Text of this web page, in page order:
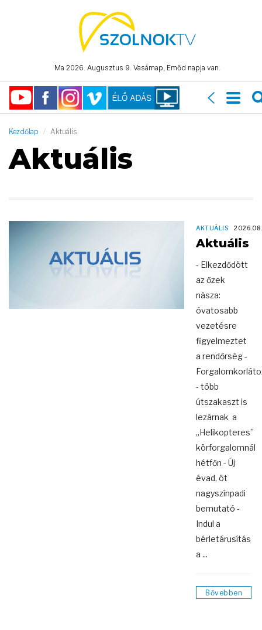
Ma 2026. Augusztus 9. Vasárnap, Emőd napja van.
Kezdőlap Aktuális
Aktuális
AKTUÁLIS
Aktuális
- Elkezdődött
az őzek
násza:
óvatosabb
vezetésre
figyelmeztet
a rendőrség -
- több
útszakaszt is
lezárnak a
„Helikopteres”
körforgalomnál
hétfőn - Új
évad, öt
nagyszínpadi
bemutató -
Indul a
bérletárusítás
a ...
Bővebben